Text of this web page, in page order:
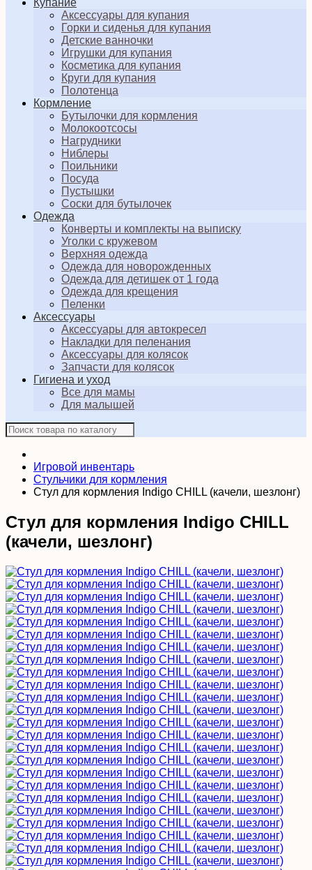
Купание
Аксессуары для купания
Горки и сиденья для купания
Детские ванночки
Игрушки для купания
Косметика для купания
Круги для купания
Полотенца
Кормление
Бутылочки для кормления
Молокоотсосы
Нагрудники
Ниблеры
Поильники
Посуда
Пустышки
Соски для бутылочек
Одежда
Конверты и комплекты на выписку
Уголки с кружевом
Верхняя одежда
Одежда для новорожденных
Одежда для детишек от 1 года
Одежда для крещения
Пеленки
Аксессуары
Аксессуары для автокресел
Накладки для пеленания
Аксессуары для колясок
Запчасти для колясок
Гигиена и уход
Все для мамы
Для малышей
Игровой инвентарь
Стульчики для кормления
Стул для кормления Indigo CHILL (качели, шезлонг)
Стул для кормления Indigo CHILL
(качели, шезлонг)